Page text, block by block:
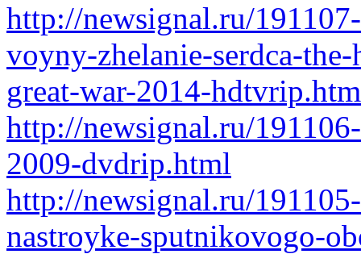
http://newsignal.ru/
voyny-zhelanie-serdca-
great-war-2014-
http://newsignal.ru/
2009-dvdrip.html
http://newsignal.ru/
nastroyke-sputnikovogo-